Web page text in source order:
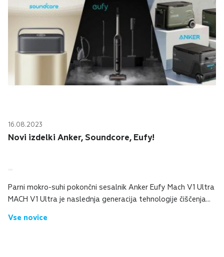
16.08.2023
Novi izdelki Anker, Soundcore, Eufy!
Parni mokro-suhi pokončni sesalnik Anker Eufy Mach V1 Ultra
MACH V1 Ultra je naslednja generacija tehnologije čiščenja
brisanje trdovratnih m...
Vse novice